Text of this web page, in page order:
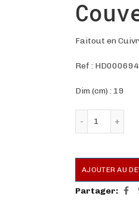
Faitout en
Ref :
Dim (cm) : 19
AJOUTER AU
Partager